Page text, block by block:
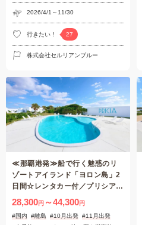
2026/4/1～11/30
行きたい！ 27
株式会社セルリアンブルー
≪那覇港発≫船で行く魅惑のリ
ゾートアイランド「ヨロン島」2
日間☆レンタカー付／プリシアリ
ゾートヨロン～コバルトブルーの
海に浮かぶ１個の真珠～【鹿児
島・与論島】
28,300円 ～44,300円
#国内
#離島 #10月出発 #11月出発